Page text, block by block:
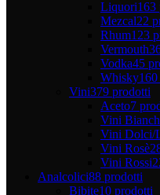
Liquori163
Mezcal22
Rhum123
Vermouth
Vodka45
Whisky
Vini379 prodotti
Aceto7
Vini
Vini Dolci/
Vini Rosè
Vini Rossi
Analcolici88 prodotti
Bibite10 prodotti